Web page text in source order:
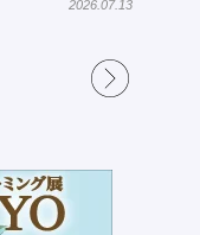
2026.07.13